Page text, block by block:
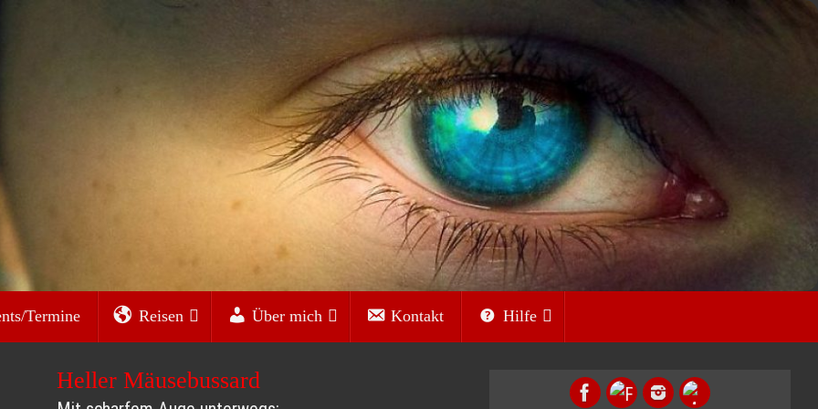
Termine Reisen Über mich Kontakt Hilfe
Heller Mäusebussard